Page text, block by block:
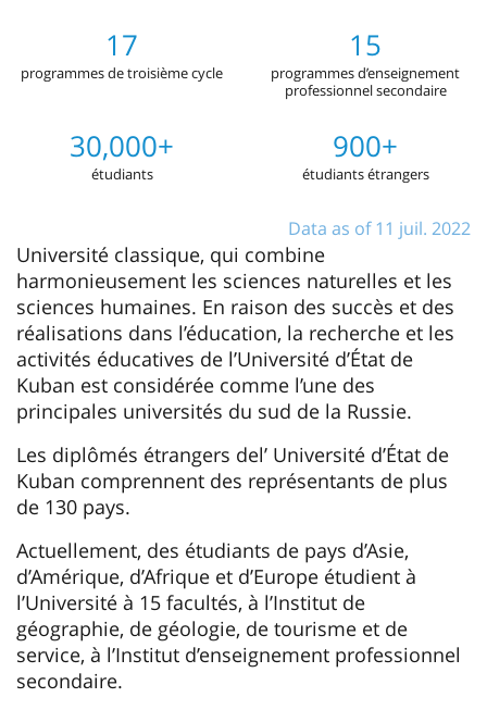
17
programmes de troisième cycle
15
programmes d’enseignement
professionnel secondaire
30,000+
étudiants
900+
étudiants étrangers
Data as of 11 juil. 2022
Université classique, qui combine
harmonieusement les sciences naturelles et les
sciences humaines. En raison des succès et des
réalisations dans l’éducation, la recherche et les
activités éducatives de l’Université d’État de
Kuban est considérée comme l’une des
principales universités du sud de la Russie.
Les diplômés étrangers del’ Université d’État de
Kuban comprennent des représentants de plus
de 130 pays.
Actuellement, des étudiants de pays d’Asie,
d’Amérique, d’Afrique et d’Europe étudient à
l’Université à 15 facultés, à l’Institut de
géographie, de géologie, de tourisme et de
service, à l’Institut d’enseignement professionnel
secondaire.